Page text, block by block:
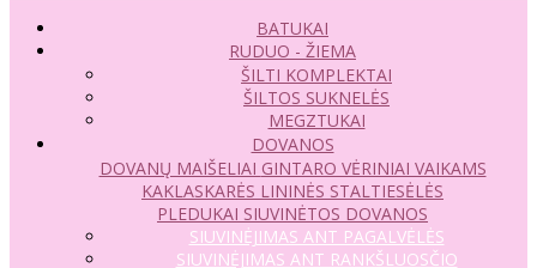
BATUKAI
RUDUO - ŽIEMA
ŠILTI KOMPLEKTAI
ŠILTOS SUKNELĖS
MEGZTUKAI
DOVANOS
DOVANŲ MAIŠELIAI GINTARO VĖRINIAI VAIKAMS
KAKLASKARĖS LININĖS STALTIESĖLĖS
PLEDUKAI SIUVINĖTOS DOVANOS
SIUVINĖJIMAS ANT PAGALVĖLĖS
SIUVINĖJIMAS ANT RANKŠLUOSČIO